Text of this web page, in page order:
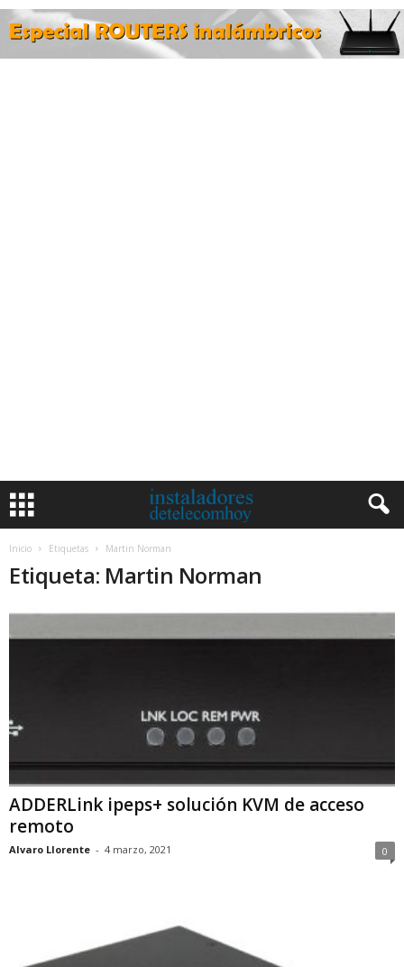
Inicio Etiquetas Martin Norman
Etiqueta: Martin Norman
ADDERLink ipeps+ solución KVM de acceso
remoto
Alvaro Llorente - 4 marzo, 2021 0